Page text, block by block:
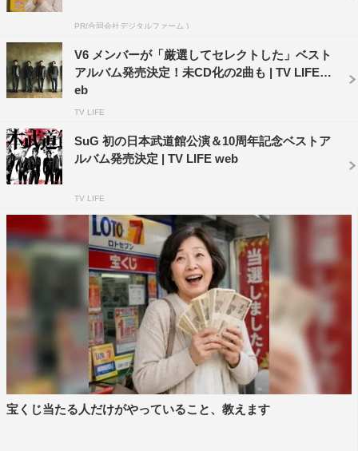
価格：4,800円＋税
Disc-1〜2（CD）：シングル34曲＋「Full Circle」「クリ
ア」（全36曲収録予定）
Disc-3〜4（CD）：20th Century曲＋Coming Century曲
（全34曲収録予定）
Disc-5〜6（DVD）：撮り下ろし特典映像
【通常盤（3CD）】
価格：3,600円＋税
Disc-1〜2（CD）：シングル34曲＋「Full Circle」「クリ
ア」（全36曲収録予定）
Disc-3（CD）：リアレンジ曲を数曲収録予定
【あなたのお名前入りスペシャルBOX盤】
CD＋DVD（CD9枚+DVD4枚）
CD＋Blu-ray（CD9枚+Blu-ray3枚）
価格：2万4,242円＋税
受注期間：9月9日（木）後11・59まで
PR(合同会社デジタルファーム )
V6 メンバーが「厳選してセレクトした」ベスト
アルバム発売決定！未CD化の2曲も | TV LIFE w
eb
TV LIFE
SuG 初の日本武道館公演＆10周年記念ベストア
ルバム発売決定 | TV LIFE web
TV LIFE
宝くじ当たる人だけがやっていること、教えます